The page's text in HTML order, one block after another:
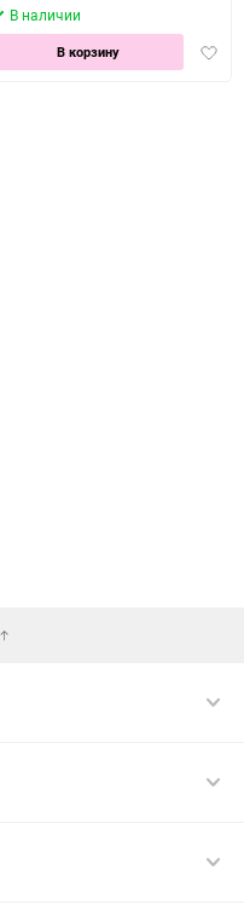
В наличии
В корзину